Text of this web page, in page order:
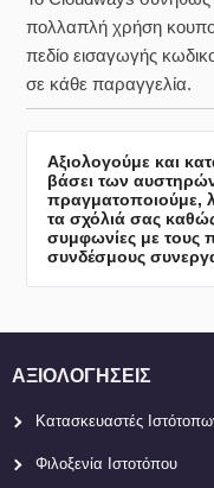
πολλαπλή χρήση
πεδίο εισαγωγής
σε κάθε παραγγελία.
Αξιολογούμε και
βάσει των
πραγματοποιούμε,
τα σχόλιά σας
συμφωνίες με τους
συνδέσμους
ΑΞΙΟΛΟΓΉΣΕΙΣ
Κατασκευαστές
Φιλοξενία Ιστοτόπου